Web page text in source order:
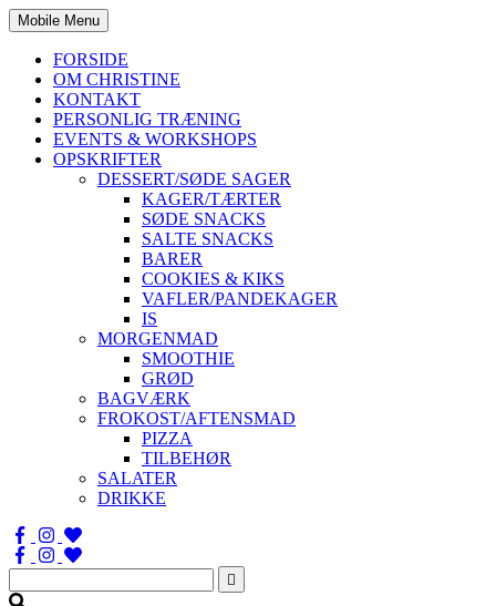
Mobile Menu
FORSIDE
OM CHRISTINE
KONTAKT
PERSONLIG TRÆNING
EVENTS & WORKSHOPS
OPSKRIFTER
DESSERT/SØDE SAGER
KAGER/TÆRTER
SØDE SNACKS
SALTE SNACKS
BARER
COOKIES & KIKS
VAFLER/PANDEKAGER
IS
MORGENMAD
SMOOTHIE
GRØD
BAGVÆRK
FROKOST/AFTENSMAD
PIZZA
TILBEHØR
SALATER
DRIKKE
Søg
efter: